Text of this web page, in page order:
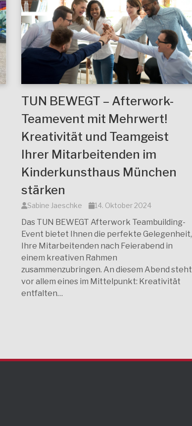
TUN BEWEGT – Afterwork-
Teamevent mit Mehrwert!
Kreativität und Teamgeist
Ihrer Mitarbeitenden im
Kinderkunsthaus München
stärken
Sabine Jaeschke 14. Oktober 2024
Das TUN BEWEGT Afterwork Teambuilding-
Event bietet Ihnen die perfekte Gelegenheit,
Ihre Mitarbeitenden nach Feierabend in
einem kreativen Rahmen
zusammenzubringen. An diesem Abend steht
vor allem eines im Mittelpunkt: Kreativität
entfalten…